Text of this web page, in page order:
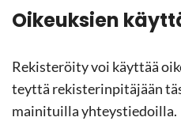
Oi­keuk­sien
Re­kis­te­röi­ty voi käyt­tää
teyt­tä re­kis­te­rin­pi­tä­jään
mai­ni­tuil­la yh­teys­tie­doil­la.